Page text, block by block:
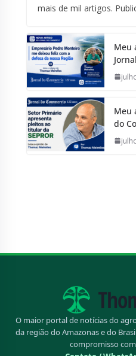
mais de mil artigos.
Meu
Meu
do
O maior portal de notícias do
da região do Amazonas e do
compromisso